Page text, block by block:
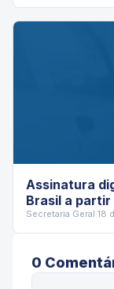
Assinatura
Brasil a partir
Secretaria Geral·18
0